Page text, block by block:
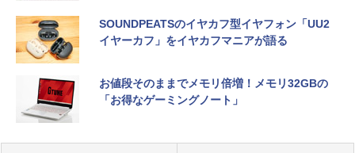
SOUNDPEATSのイヤカフ型イヤフォン「UU2
イヤーカフ」をイヤカフマニアが語る
お値段そのままでメモリ倍増！メモリ32GBの
「お得なゲーミングノート」